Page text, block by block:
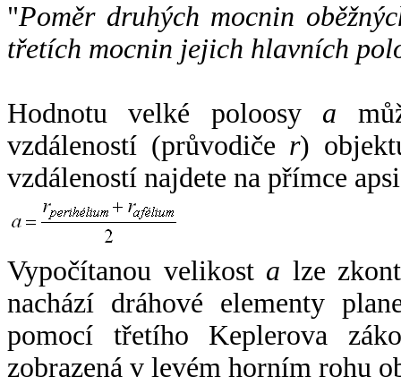
"Poměr druhých mocnin
třetích mocnin jejich hlavních
Hodnotu velké poloosy a
vzdáleností (průvodiče r)
vzdáleností najdete na přímce
Vypočítanou velikost a lze
nachází dráhové elementy
pomocí třetího Keplerova
zobrazená v levém horním rohu